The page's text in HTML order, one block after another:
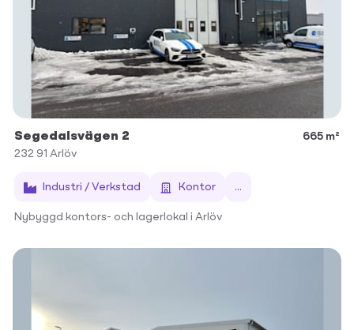
Segedalsvägen 2
665 m²
232 91 Arlöv
Industri / Verkstad Kontor ...
Nybyggd kontors- och lagerlokal i Arlöv